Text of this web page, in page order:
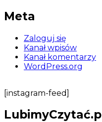
Meta
Zaloguj się
Kanał wpisów
Kanał komentarzy
WordPress.org
[instagram-feed]
LubimyCzytać.pl